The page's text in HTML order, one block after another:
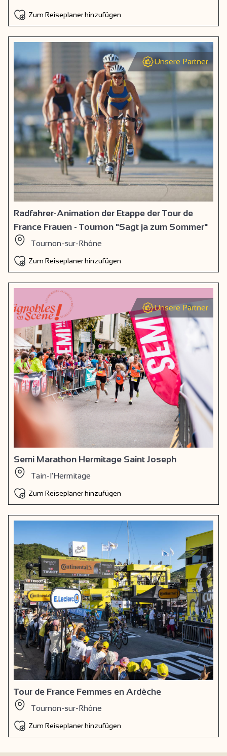
Zum Reiseplaner hinzufügen
Unsere Partner
Radfahrer-Animation der Etappe der Tour de
France Frauen - Tournon "Sagt ja zum Sommer"
Tournon-sur-Rhône
Zum Reiseplaner hinzufügen
Unsere Partner
Semi Marathon Hermitage Saint Joseph
Tain-l'Hermitage
Zum Reiseplaner hinzufügen
Tour de France Femmes en Ardèche
Tournon-sur-Rhône
Zum Reiseplaner hinzufügen